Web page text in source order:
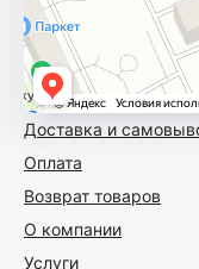
Доставка и
Оплата
Возврат товаров
О компании
Услуги